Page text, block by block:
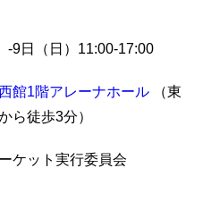
9日（日）11:00-17:00
館1階アレーナホール （東
ら徒歩3分）
ケット実行委員会